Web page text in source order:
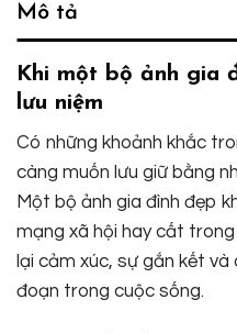
Mô tả
Khi một bộ ảnh gia
lưu niệm
Có những khoảnh khắc
càng muốn lưu giữ bằng
Một bộ ảnh gia đình đẹp
mạng xã hội hay cất
lại cảm xúc, sự gắn kết
đoạn trong cuộc sống.